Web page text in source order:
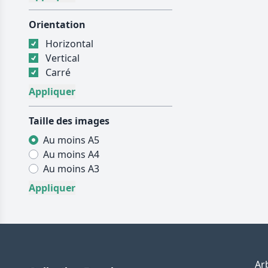
Orientation
Horizontal
Vertical
Carré
Taille des images
Au moins A5
Au moins A4
Au moins A3